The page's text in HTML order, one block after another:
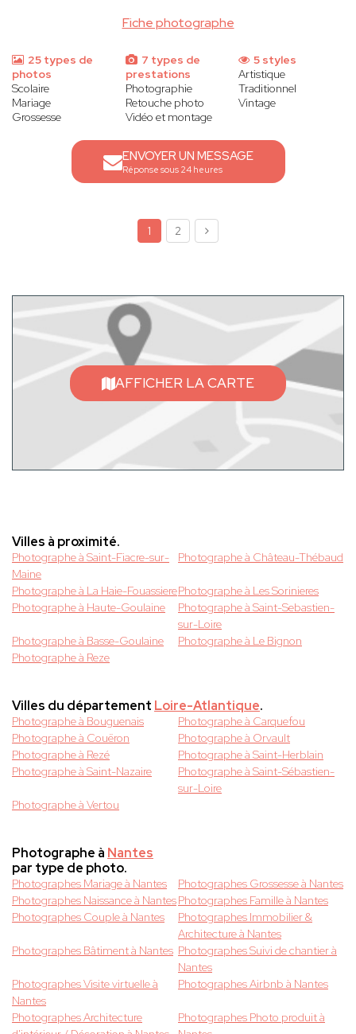
Fiche photographe
25 types de
photos
Scolaire
Mariage
Grossesse
7 types de
prestations
Photographie
Retouche photo
Vidéo et montage
5 styles
Artistique
Traditionnel
Vintage
ENVOYER UN MESSAGE
Réponse sous 24 heures
1 2
AFFICHER LA CARTE
Villes à proximité.
Photographe à Saint-Fiacre-sur-
Maine
Photographe à Château-Thébaud
Photographe à La Haie-FouassierePhotographe à Les Sorinieres
Photographe à Haute-Goulaine
Photographe à Saint-Sebastien-
sur-Loire
Photographe à Basse-Goulaine
Photographe à Le Bignon
Photographe à Reze
Villes du département Loire-Atlantique.
Photographe à Bouguenais
Photographe à Carquefou
Photographe à Couëron
Photographe à Orvault
Photographe à Rezé
Photographe à Saint-Herblain
Photographe à Saint-Nazaire
Photographe à Saint-Sébastien-
sur-Loire
Photographe à Vertou
Photographe à Nantes
par type de photo.
Photographes Mariage à Nantes
Photographes Grossesse à Nantes
Photographes Naissance à NantesPhotographes Famille à Nantes
Photographes Couple à Nantes
Photographes Immobilier &
Architecture à Nantes
Photographes Bâtiment à Nantes Photographes Suivi de chantier à
Nantes
Photographes Visite virtuelle à
Nantes
Photographes Airbnb à Nantes
Photographes Architecture
Photographes Photo produit à